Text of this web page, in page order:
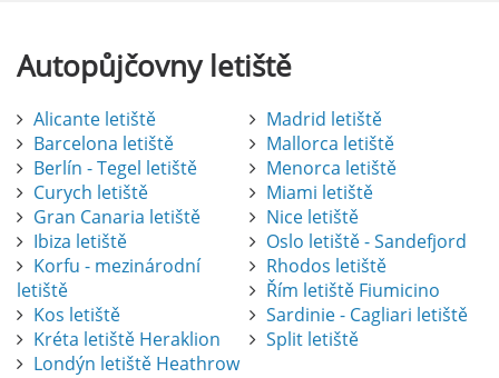
Autopůjčovnyletiště
Alicante letiště
Barcelona letiště
Berlín - Tegel letiště
Curych letiště
Gran Canaria letiště
Ibiza letiště
Korfu - mezinárodní
letiště
Kos letiště
Kréta letiště Heraklion
Londýn letiště Heathrow
Madrid letiště
Mallorca letiště
Menorca letiště
Miami letiště
Nice letiště
Oslo letiště - Sandefjord
Rhodos letiště
Řím letiště Fiumicino
Sardinie - Cagliari letiště
Split letiště